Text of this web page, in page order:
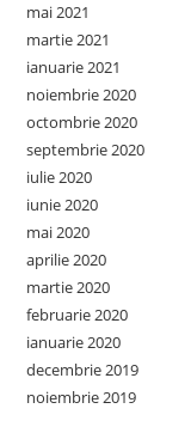
mai 2021
martie 2021
ianuarie 2021
noiembrie 2020
octombrie 2020
septembrie 2020
iulie 2020
iunie 2020
mai 2020
aprilie 2020
martie 2020
februarie 2020
ianuarie 2020
decembrie 2019
noiembrie 2019